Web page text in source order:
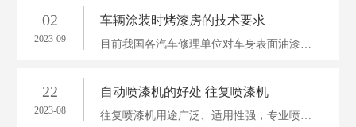
02
2023-09
车辆涂装时烤漆房的技术要求
目前我国各汽车修理单位对车身表面油漆的修补涂装的施工；大多采用单车手工作业。为了保证汽车车身表面油漆喷涂质量，一般应用汽车喷漆烤漆房等设备
22
2023-08
自动喷漆机的好处 往复喷漆机
往复喷漆机用途广泛、适用性强，专业喷涂针对性强，(双盘可增加一倍产量），能达到高品质、高效率喷涂； 喷漆机完全数字化电脑操作,可记忆存储资料参数,人性化图形显